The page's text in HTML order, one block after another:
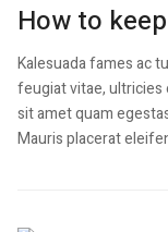
How to
Kalesuada fames ac
feugiat vitae, ultricies
sit amet quam
Mauris placerat